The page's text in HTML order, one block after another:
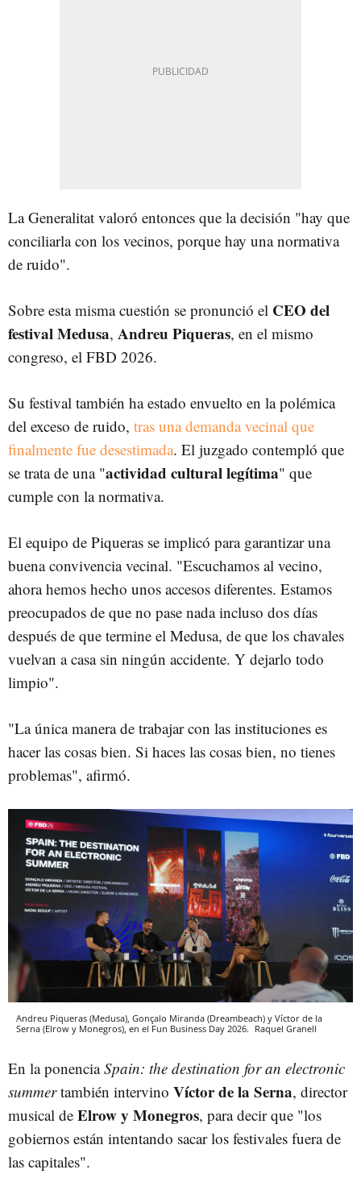
La Generalitat valoró entonces que la decisión "hay que
conciliarla con los vecinos, porque hay una normativa
de ruido".
Sobre esta misma cuestión se pronunció el CEO del
festival Medusa, Andreu Piqueras, en el mismo
congreso, el FBD 2026.
Su festival también ha estado envuelto en la polémica
del exceso de ruido, tras una demanda vecinal que
finalmente fue desestimada. El juzgado contempló que
se trata de una "actividad cultural legítima" que
cumple con la normativa.
El equipo de Piqueras se implicó para garantizar una
buena convivencia vecinal. "Escuchamos al vecino,
ahora hemos hecho unos accesos diferentes. Estamos
preocupados de que no pase nada incluso dos días
después de que termine el Medusa, de que los chavales
vuelvan a casa sin ningún accidente. Y dejarlo todo
limpio".
"La única manera de trabajar con las instituciones es
hacer las cosas bien. Si haces las cosas bien, no tienes
problemas", afirmó.
Andreu Piqueras (Medusa), Gonçalo Miranda (Dreambeach) y Víctor de la
Serna (Elrow y Monegros), en el Fun Business Day 2026. Raquel Granell
En la ponenciaSpain: the destination for an electronic
summertambién intervino Víctor de la Serna, director
musical de Elrow y Monegros, para decir que "los
gobiernos están intentando sacar los festivales fuera de
las capitales".